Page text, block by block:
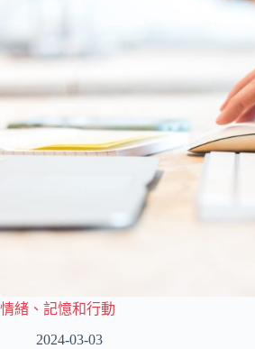
情緒、記憶和行動
2024-03-03